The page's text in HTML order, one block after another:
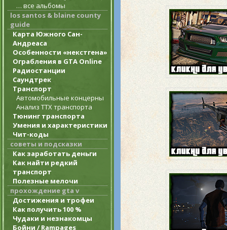
… все альбомы
los santos & blaine county
guide
Карта Южного Сан-
Андреаса
Особенности «некстгена»
Ограбления в GTA Online
Радиостанции
Саундтрек
Транспорт
Автомобильные концерны
Анализ ТТХ транспорта
Тюнинг транспорта
Умения и характеристики
Чит-коды
советы и подсказки
Как заработать деньги
Как найти редкий
транспорт
Полезные мелочи
прохождение gta v
Достижения и трофеи
Как получить 100 %
Чудаки и незнакомцы
Бойни / Rampages